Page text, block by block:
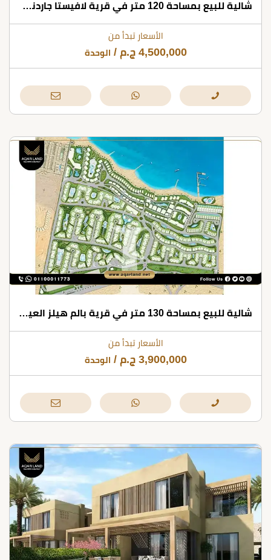
شالية للبيع بمساحة 120 متر في قرية لافيستا جاردنز العين السخنة
الأسعار تبدأ من
4,500,000 ج.م / الوحدة
شالية للبيع بمساحة 130 متر في قرية بالم هيلز العين السخنة
الأسعار تبدأ من
3,900,000 ج.م / الوحدة